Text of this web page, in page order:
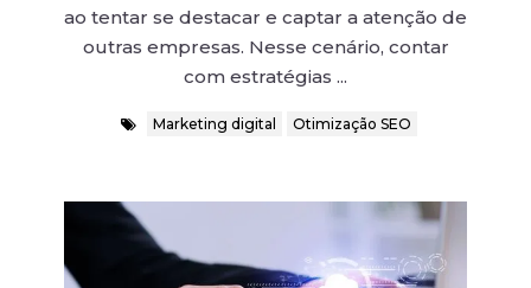
ao tentar se destacar e captar a atenção de
outras empresas. Nesse cenário, contar
com estratégias ...
Marketing digital Otimização SEO